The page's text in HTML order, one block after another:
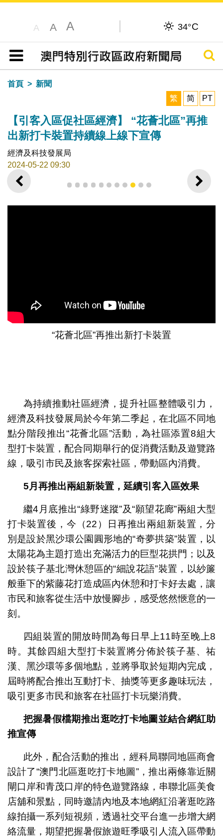
A A A 34°C
目錄
搜尋
首頁
新聞
繁
简 PT
【引客入區促社區經濟】 “花薈北區”再推
出新打卡裝置持續線上線下宣傳
經濟及科技發展局
2024-05-22 09:30
上一則 下一
網紅沿著“花薈北區”逛吃路線拍攝短視頻
“花薈北區”活動海報
1 2 3 4 5 6 7 8 9 1011
“花薈北區”再推出新打卡裝置
為持續推動社區經濟，提升社區整體吸引力，
經濟及科技發展局於今年第二季起，在北區不同地
點分階段推出“花薈北區”活動，為社區添置8組大
型打卡裝置，配合同期舉行的促消費活動及遊覽路
線，吸引市民及旅客探索社區，帶動區內消費。
5月再推出兩組新裝置，延續引客入區效果
繼4月底推出“綠野迷蹤”及“願望花廊”兩組大型
打卡裝置後，今（22）日再推出兩組新裝置，分
別是設於黑沙環公園圓形地的“奇夢拱築”裝置，以
太陽花為主題打造出充滿活力的巨型花拱門；以及
設於筷子基北灣休憩區的“細說花語”裝置，以紗簾
般垂下的紫藤花打造成區內休憩和打卡好去處，讓
市民和旅客從生活中放慢腳步，感受悠然愜意的一
刻。
四組裝置的開放時間為每日早上11時至晚上8
時。其餘四組大型打卡裝置將分佈於筷子基、祐
漢、黑沙環等多個地點，並將爭取於短期內完成，
屆時將配合推出互動打卡、抽獎等更多趣味玩法，
吸引更多市民和旅客在社區打卡玩樂消費。
把握暑假檔期推出逛吃打卡地圖並結合網紅助
推宣傳
此外，配合活動的推出，經科局聯同地區商會
設計了“澳門北區逛吃打卡地圖”，推出兩條靠近關
閘口岸和青茂口岸的特色遊覽路線，串聯北區美食
店舖和景點，同時邀請內地及本地網紅沿著逛吃路
線拍攝一系列短視頻，透過社交平台進一步增大網
絡流量，期望把握暑假旅遊旺季吸引人流入區帶動